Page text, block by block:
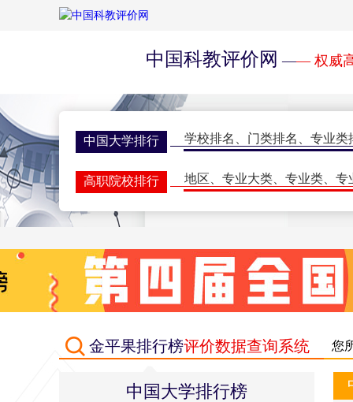
中国科教评价网 —— 权威
中国大学排行 学校排名 门类排名 专业类
高职院校排行 地区 专业大类 专业类 专
研究生排行榜
世界大学排名 一流大学、 一流学科 、指标排
学术期刊评价 期刊排名 、核心期刊 评价动
学术会议 双一流会议、双高会议 期
排行简介 评价指标 大
金平果排行榜评价数据查询系统 您
中国大学排行榜